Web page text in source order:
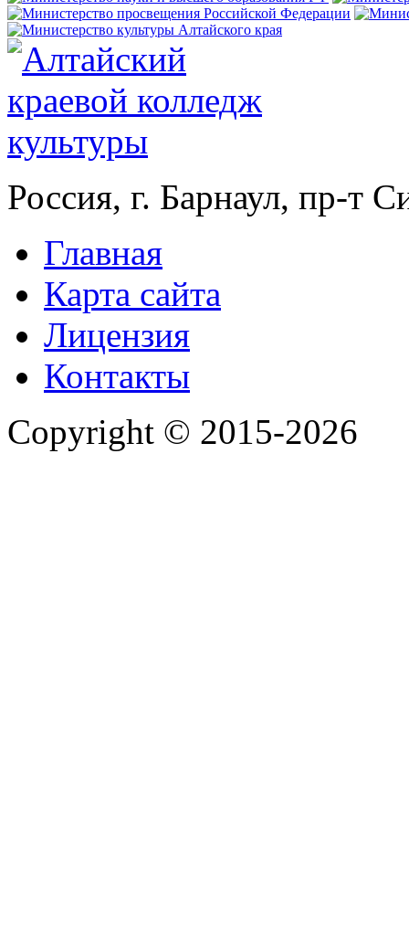
Россия, г. Барнаул, пр-т
Главная
Карта сайта
Лицензия
Контакты
Copyright © 2015-2026